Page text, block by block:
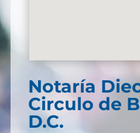
Notaría
Circulo de
D.C.